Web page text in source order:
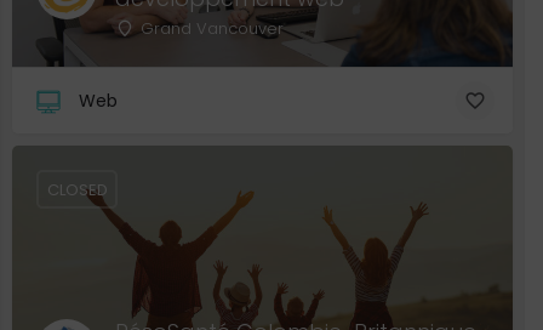
Grand Vancouver
Web
CLOSED